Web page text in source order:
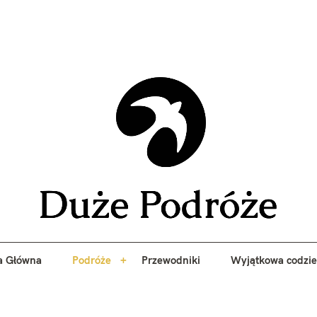
Duże
Główna Podróże Przewodniki Wyjątkowa